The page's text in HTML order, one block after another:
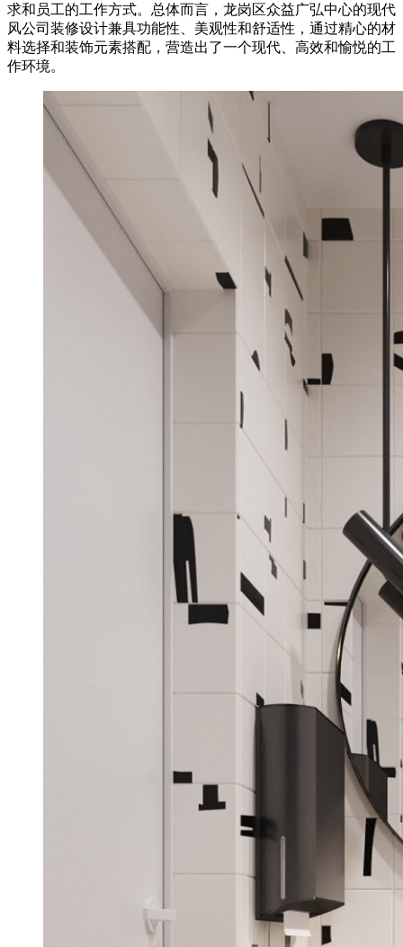
求和员工的工作方式。总体而言，龙岗区众益广弘中心的现代
风公司装修设计兼具功能性、美观性和舒适性，通过精心的材
料选择和装饰元素搭配，营造出了一个现代、高效和愉悦的工
作环境。